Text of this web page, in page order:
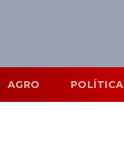
AGRO POLÍTICA